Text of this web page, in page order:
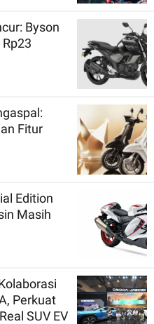
Byson
Fitur
Edition
Masih
Perkuat
SUV EV